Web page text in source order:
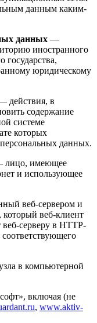
данным каким-
данных —
иностранного
государства,
юридическому
действия, в
содержание
системе
которых
данных.
лицо, имеющее
и использующее
веб-сервером и
веб-клиент
серверу в HTTP-
в компьютерной
включая (не
, www.aktiv-